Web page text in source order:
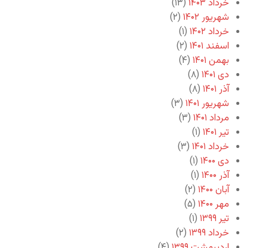
خرداد ۱۴۰۳
(۱۳)
شهریور ۱۴۰۲
(۲)
خرداد ۱۴۰۲
(۱)
اسفند ۱۴۰۱
(۲)
بهمن ۱۴۰۱
(۴)
دی ۱۴۰۱
(۸)
آذر ۱۴۰۱
(۸)
شهریور ۱۴۰۱
(۳)
مرداد ۱۴۰۱
(۳)
تیر ۱۴۰۱
(۱)
خرداد ۱۴۰۱
(۳)
دی ۱۴۰۰
(۱)
آذر ۱۴۰۰
(۱)
آبان ۱۴۰۰
(۲)
مهر ۱۴۰۰
(۵)
تیر ۱۳۹۹
(۱)
خرداد ۱۳۹۹
(۲)